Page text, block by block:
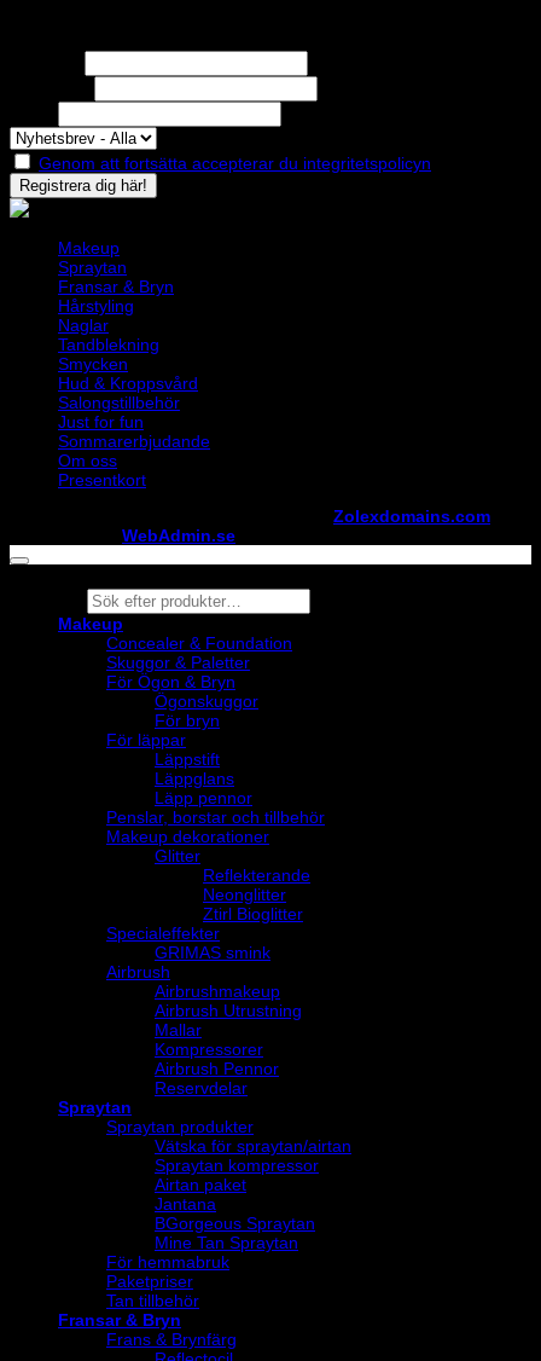
Genom att fortsätta accepterar du integritetspolicyn
Makeup
Spraytan
Fransar & Bryn
Hårstyling
Naglar
Tandblekning
Smycken
Hud & Kroppsvård
Salongstillbehör
Just for fun
Sommarerbjudande
Om oss
Presentkort
Zolexdomains.com
WebAdmin.se
Products
search
Makeup
Concealer & Foundation
Skuggor & Paletter
För Ögon & Bryn
Ögonskuggor
För bryn
För läppar
Läppstift
Läppglans
Läpp pennor
Penslar, borstar och tillbehör
Makeup dekorationer
Glitter
Reflekterande
Neonglitter
Ztirl Bioglitter
Specialeffekter
GRIMAS smink
Airbrush
Airbrushmakeup
Airbrush Utrustning
Mallar
Kompressorer
Airbrush Pennor
Reservdelar
Spraytan
Spraytan produkter
Vätska för spraytan/airtan
Spraytan kompressor
Airtan paket
Jantana
BGorgeous Spraytan
Mine Tan Spraytan
För hemmabruk
Paketpriser
Tan tillbehör
Fransar & Bryn
Frans & Brynfärg